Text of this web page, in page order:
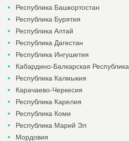
Республика Башкортостан
Республика Бурятия
Республика Алтай
Республика Дагестан
Республика Ингушетия
Кабардино-Балкарская Республика
Республика Калмыкия
Карачаево-Черкесия
Республика Карелия
Республика Коми
Республика Марий Эл
Мордовия